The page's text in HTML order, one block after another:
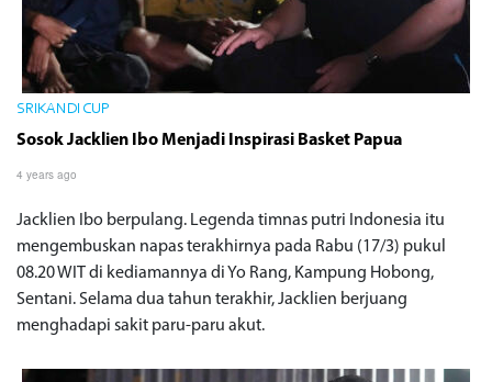
SRIKANDI CUP
Sosok Jacklien Ibo Menjadi Inspirasi Basket Papua
4 years ago
Jacklien Ibo berpulang. Legenda timnas putri Indonesia itu
mengembuskan napas terakhirnya pada Rabu (17/3) pukul
08.20 WIT di kediamannya di Yo Rang, Kampung Hobong,
Sentani. Selama dua tahun terakhir, Jacklien berjuang
menghadapi sakit paru-paru akut.